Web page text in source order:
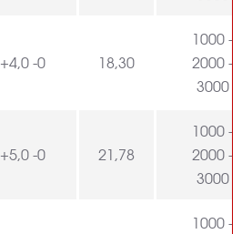
+4,0 -0 18,30
1000 -
2000 -
3000
+5,0 -0 21,78
1000 -
2000 -
3000
1000 -